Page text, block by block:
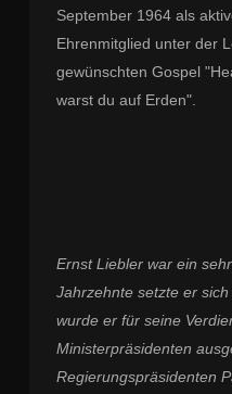
September 1964 als
Ehrenmitglied unter der
gewünschten Gospel
warst du auf Erden".
Ernst Liebler war ein
Jahrzehnte setzte er
wurde er für seine
Ministerpräsidenten
Regierungspräsidenten